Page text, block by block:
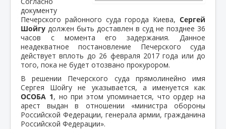
документу
Печерского районного суда города Киева, Сергей
Шойгу должен быть доставлен в суд не позднее 36
часов с момента его задержания. Данное
неадекватное постановление Печерского суда
действует вплоть до 26 февраля 2017 года или до
того, пока не будет отозвано прокурором.
В решении Печерского суда прямолинейно имя
Сергея Шойгу не указывается, а именуется как
ОСОБА 1, но при этом упоминается, что ордер на
арест выдан в отношении «министра обороны
Российской Федерации, генерала армии, гражданина
Российской Федерации».